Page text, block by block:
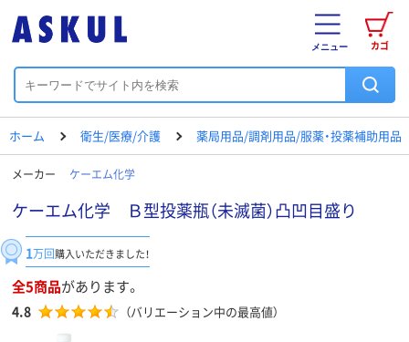
カゴ
メニュー
ホーム 衛生/医療/介護 薬局用品/調剤用品/服薬・投薬補助用品
メーカー ケーエム化学
ケーエム化学 Ｂ型投薬瓶（未滅菌）凸凹目盛り
1万回購入いただきました！
全5商品があります。
4.8 （バリエーション中の最高値）